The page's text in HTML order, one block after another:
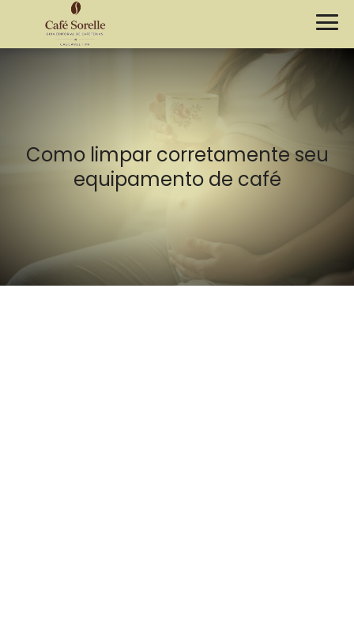
Como limpar corretamente seu
equipamento de café